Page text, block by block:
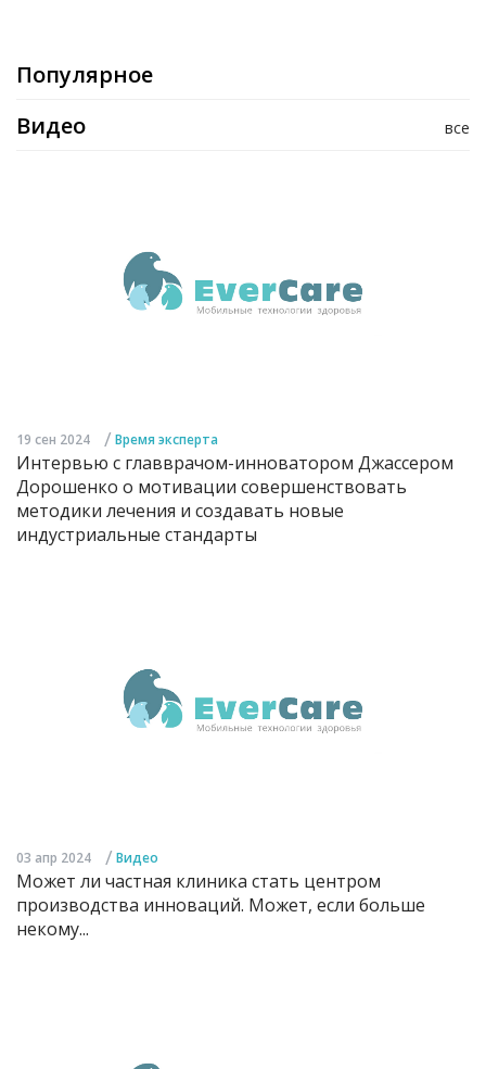
Популярное
все
Видео
19 сен 2024 / Время эксперта
Интервью с главврачом-инноватором Джассером
Дорошенко о мотивации совершенствовать
методики лечения и создавать новые
индустриальные стандарты
03 апр 2024 / Видео
Может ли частная клиника стать центром
производства инноваций. Может, если больше
некому...